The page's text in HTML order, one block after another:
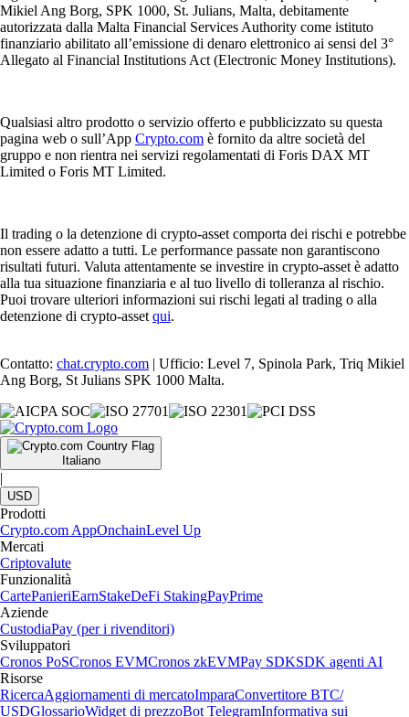
Mikiel Ang Borg, SPK 1000, St. Julians, Malta, debitamente
autorizzata dalla Malta Financial Services Authority come istituto
finanziario abilitato all’emissione di denaro elettronico ai sensi del 3°
Allegato al Financial Institutions Act (Electronic Money Institutions).
Qualsiasi altro prodotto o servizio offerto e pubblicizzato su questa
pagina web o sull’App Crypto.com è fornito da altre società del
gruppo e non rientra nei servizi regolamentati di Foris DAX MT
Limited o Foris MT Limited.
Il trading o la detenzione di crypto-asset comporta dei rischi e potrebbe
non essere adatto a tutti. Le performance passate non garantiscono
risultati futuri. Valuta attentamente se investire in crypto-asset è adatto
alla tua situazione finanziaria e al tuo livello di tolleranza al rischio.
Puoi trovare ulteriori informazioni sui rischi legati al trading o alla
detenzione di crypto-asset qui.
Contatto: chat.crypto.com | Ufficio: Level 7, Spinola Park, Triq Mikiel
Ang Borg, St Julians SPK 1000 Malta.
Italiano
|
USD
Prodotti
Crypto.com AppOnchainLevel Up
Mercati
Criptovalute
Funzionalità
CartePanieriEarnStakeDeFi StakingPayPrime
Aziende
CustodiaPay (per i rivenditori)
Sviluppatori
Cronos PoSCronos EVMCronos zkEVMPay SDKSDK agenti AI
Risorse
RicercaAggiornamenti di mercatoImparaConvertitore BTC/
USDGlossarioWidget di prezzoBot TelegramInformativa sui